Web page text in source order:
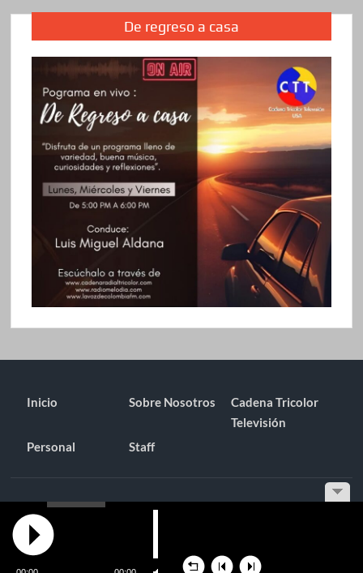
De regreso a casa
Inicio Sobre Nosotros
Cadena Tricolor
Televisión
Personal
Staff
Funciona gracias a WordPress